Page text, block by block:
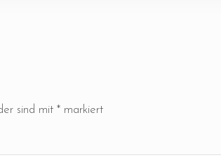
sind mit * markiert